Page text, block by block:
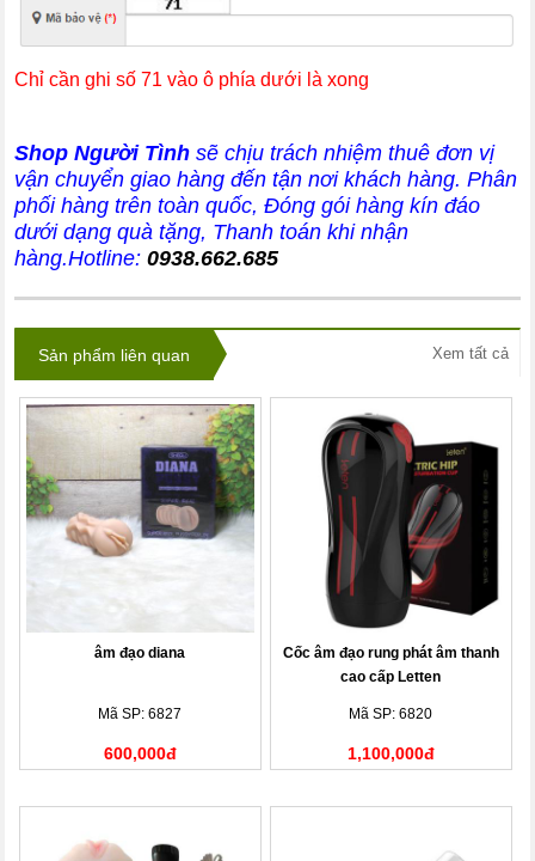
Chỉ cần ghi số 71 vào ô phía dưới là xong
Shop Người Tình sẽ chịu trách nhiệm thuê đơn vị
vận chuyển giao hàng đến tận nơi khách hàng. Phân
phối hàng trên toàn quốc, Đóng gói hàng kín đáo
dưới dạng quà tặng, Thanh toán khi nhận
hàng.Hotline:0938.662.685
Sản phẩm liên quan Xem tất cả
âm đạo diana
Mã SP: 6827
600,000đ
Cốc âm đạo rung phát âm thanh
cao cấp Letten
Mã SP: 6820
1,100,000đ